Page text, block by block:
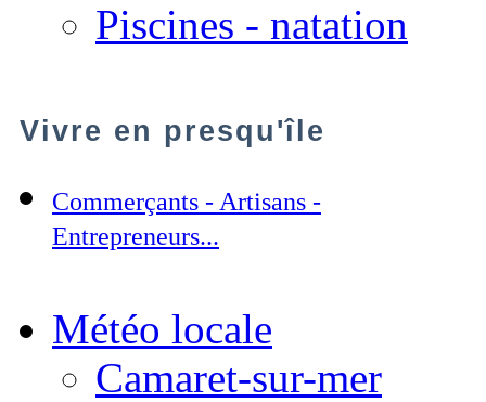
Piscines - natation
Vivre en presqu'île
Commerçants - Artisans -
Entrepreneurs...
Météo locale
Camaret-sur-mer